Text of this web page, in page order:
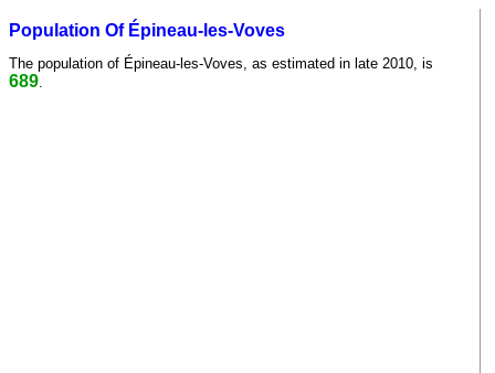
Population Of Épineau-les-Voves
The population of Épineau-les-Voves, as estimated in late 2010, is
689